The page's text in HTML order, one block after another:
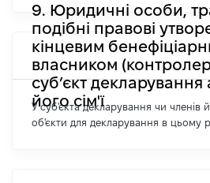
9. Юридичні особи,
подібні правові
кінцевим
власником
суб’єкт
його сім'ї
У суб'єкта декларування чи членів
об'єкти для декларування в цьому